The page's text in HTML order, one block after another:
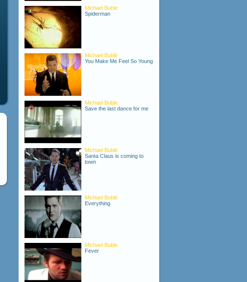
Michael Buble
Spiderman
Michael Bublé
You Make Me Feel So Young
Michael Buble
Save the last dance for me
Michael Bublé
Santa Claus is coming to
town
Michael Bublé
Everything
Michael Buble
Fever